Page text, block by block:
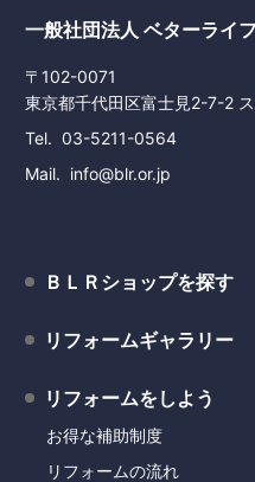
一般社団法人 ベターライ
〒102-0071
東京都千代田区富士見2-7-2
Tel
03-5211-0564
Mail
info@blr.or.jp
ＢＬＲショップを探す
リフォームギャラリー
リフォームをしよう
お得な補助制度
リフォームの流れ